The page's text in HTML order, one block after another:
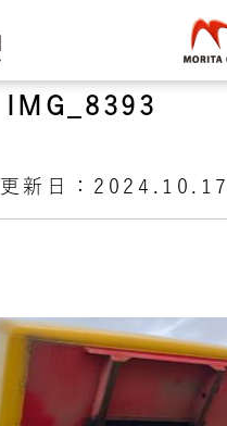
IMG_8393
更新日：2024.10.17